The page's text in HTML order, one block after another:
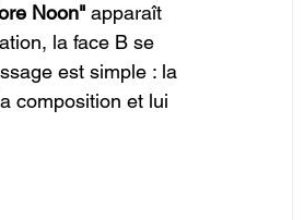
Noon" apparaît
la face B se
est simple : la
composition et lui